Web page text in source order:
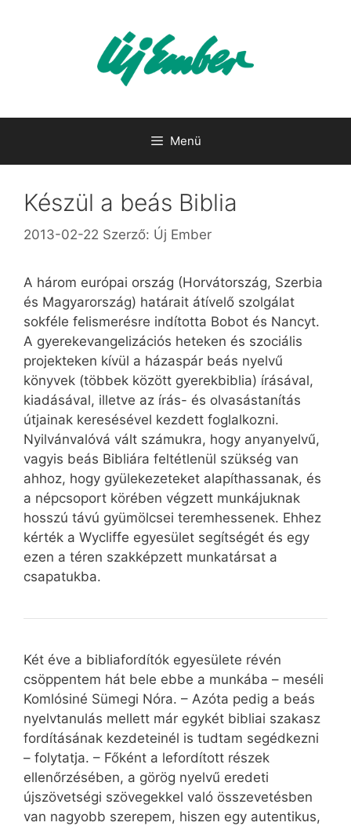
Menü
Készül a beás Biblia
2013-02-22 Szerző: Új Ember
A három európai ország (Horvátország, Szerbia
és Magyarország) határait átívelő szolgálat
sokféle felismerésre indította Bobot és Nancyt.
A gyerekevangelizációs heteken és szociális
projekteken kívül a házaspár beás nyelvű
könyvek (többek között gyerekbiblia) írásával,
kiadásával, illetve az írás- és olvasástanítás
útjainak keresésével kezdett foglalkozni.
Nyilvánvalóvá vált számukra, hogy anyanyelvű,
vagyis beás Bibliára feltétlenül szükség van
ahhoz, hogy gyülekezeteket alapíthassanak, és
a népcsoport körében végzett munkájuknak
hosszú távú gyümölcsei teremhessenek. Ehhez
kérték a Wycliffe egyesület segítségét és egy
ezen a téren szakképzett munkatársat a
csapatukba.
Két éve a bibliafordítók egyesülete révén
csöppentem hát bele ebbe a munkába – meséli
Komlósiné Sümegi Nóra. – Azóta pedig a beás
nyelvtanulás mellett már egykét bibliai szakasz
fordításának kezdeteinél is tudtam segédkezni
– folytatja. – Főként a lefordított részek
ellenőrzésében, a görög nyelvű eredeti
újszövetségi szövegekkel való összevetésben
van nagyobb szerepem, hiszen egy autentikus,